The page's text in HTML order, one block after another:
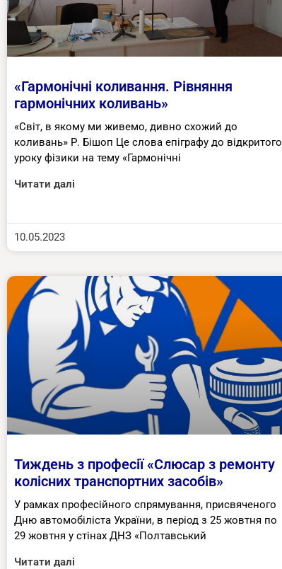
«Гармонічні коливання. Рівняння
гармонічних коливань»
«Світ, в якому ми живемо, дивно схожий до
коливань» Р. Бішоп Це слова епіграфу до відкритого
уроку фізики на тему «Гармонічні
Читати далі
10.05.2023
Тиждень з професії «Слюсар з ремонту
колісних транспортних засобів»
У рамках професійного спрямування, присвяченого
Дню автомобіліста України, в період з 25 жовтня по
29 жовтня у стінах ДНЗ «Полтавський
Читати далі